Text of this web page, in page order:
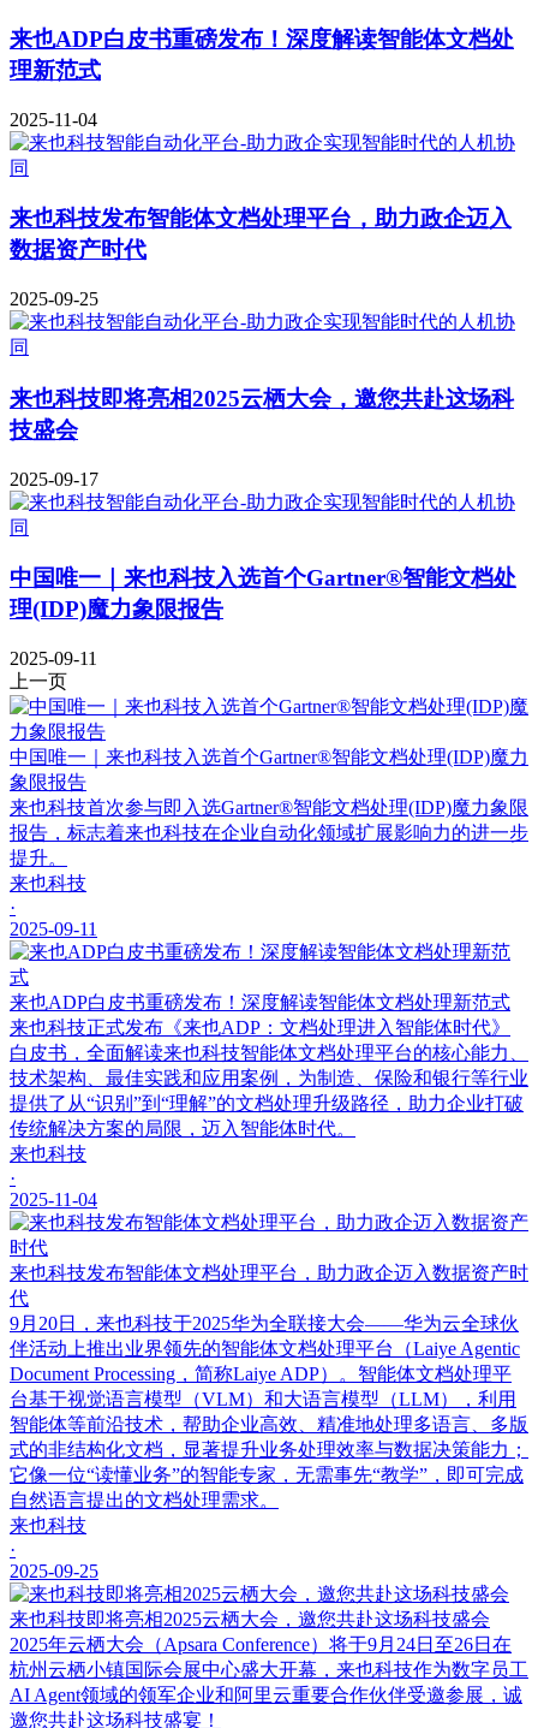
来也ADP白皮书重磅发布！深度解读智能体文档处
理新范式
2025-11-04
来也科技发布智能体文档处理平台，助力政企迈入
数据资产时代
2025-09-25
来也科技即将亮相2025云栖大会，邀您共赴这场科
技盛会
2025-09-17
中国唯一｜来也科技入选首个Gartner®智能文档处
理(IDP)魔力象限报告
2025-09-11
上一页
中国唯一｜来也科技入选首个Gartner®智能文档处理(IDP)魔力
象限报告
来也科技首次参与即入选Gartner®智能文档处理(IDP)魔力象限
报告，标志着来也科技在企业自动化领域扩展影响力的进一步
提升。
来也科技
·
2025-09-11
来也ADP白皮书重磅发布！深度解读智能体文档处理新范式
来也科技正式发布《来也ADP：文档处理进入智能体时代》
白皮书，全面解读来也科技智能体文档处理平台的核心能力、
技术架构、最佳实践和应用案例，为制造、保险和银行等行业
提供了从“识别”到“理解”的文档处理升级路径，助力企业打破
传统解决方案的局限，迈入智能体时代。
来也科技
·
2025-11-04
来也科技发布智能体文档处理平台，助力政企迈入数据资产时
代
9月20日，来也科技于2025华为全联接大会——华为云全球伙
伴活动上推出业界领先的智能体文档处理平台（Laiye Agentic
Document Processing，简称Laiye ADP）。智能体文档处理平
台基于视觉语言模型（VLM）和大语言模型（LLM），利用
智能体等前沿技术，帮助企业高效、精准地处理多语言、多版
式的非结构化文档，显著提升业务处理效率与数据决策能力；
它像一位“读懂业务”的智能专家，无需事先“教学”，即可完成
自然语言提出的文档处理需求。
来也科技
·
2025-09-25
来也科技即将亮相2025云栖大会，邀您共赴这场科技盛会
2025年云栖大会（Apsara Conference）将于9月24日至26日在
杭州云栖小镇国际会展中心盛大开幕，来也科技作为数字员工
AI Agent领域的领军企业和阿里云重要合作伙伴受邀参展，诚
邀您共赴这场科技盛宴！